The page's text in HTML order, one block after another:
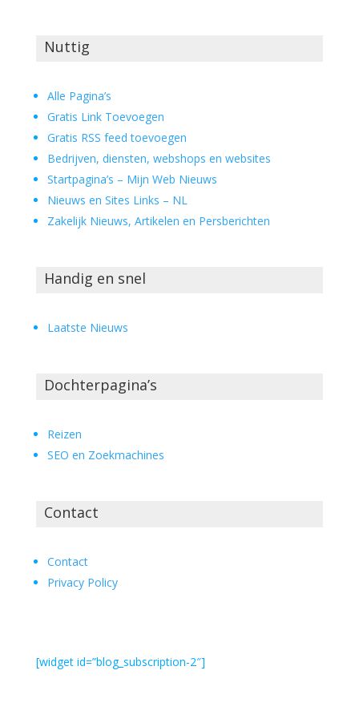
Nuttig
Alle Pagina’s
Gratis Link Toevoegen
Gratis RSS feed toevoegen
Bedrijven, diensten, webshops en websites
Startpagina’s – Mijn Web Nieuws
Nieuws en Sites Links – NL
Zakelijk Nieuws, Artikelen en Persberichten
Handig en snel
Laatste Nieuws
Dochterpagina’s
Reizen
SEO en Zoekmachines
Contact
Contact
Privacy Policy
[widget id=”blog_subscription-2″]